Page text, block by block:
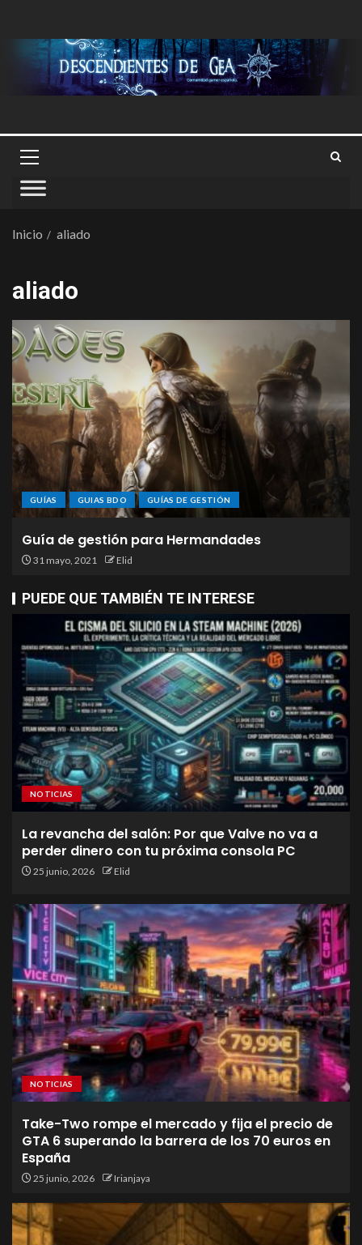
Inicio aliado
aliado
GUÍAS GUIAS BDO GUÍAS DE GESTIÓN
Guía de gestión para Hermandades
31 mayo, 2021 Elid
PUEDE QUE TAMBIÉN TE INTERESE
NOTICIAS
La revancha del salón: Por que Valve no va a
perder dinero con tu próxima consola PC
25 junio, 2026 Elid
NOTICIAS
Take-Two rompe el mercado y fija el precio de
GTA 6 superando la barrera de los 70 euros en
España
25 junio, 2026 Irianjaya